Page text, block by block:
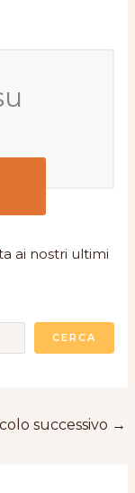
ai nostri ultimi
CERCA
successivo →